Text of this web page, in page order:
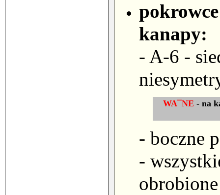
kanapy:
- A-6 -
WA¯NE - na
- boczne
-
obrobione